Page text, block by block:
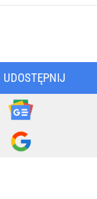
UDOSTĘPNIJ